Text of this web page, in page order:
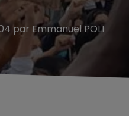
par Emmanuel POLI